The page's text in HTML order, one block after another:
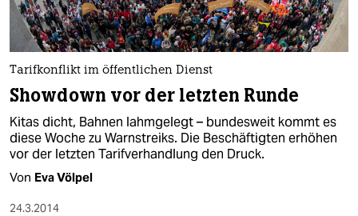
Tarifkonflikt im öffentlichen Dienst
Showdown vor der letzten Runde
Kitas dicht, Bahnen lahmgelegt – bundesweit kommt es
diese Woche zu Warnstreiks. Die Beschäftigten erhöhen
vor der letzten Tarifverhandlung den Druck.
Von Eva Völpel
24.3.2014